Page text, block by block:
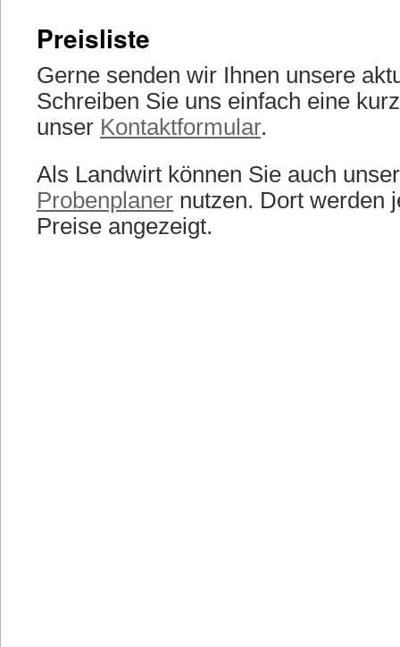
Preisliste
Gerne senden wir Ihnen unsere
Schreiben Sie uns einfach eine
unser Kontaktformular.
Als Landwirt können Sie auch
Probenplaner nutzen. Dort werden
Preise angezeigt.